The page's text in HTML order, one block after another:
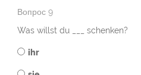
Вопрос 9
Was willst du ___ schenken?
ihr